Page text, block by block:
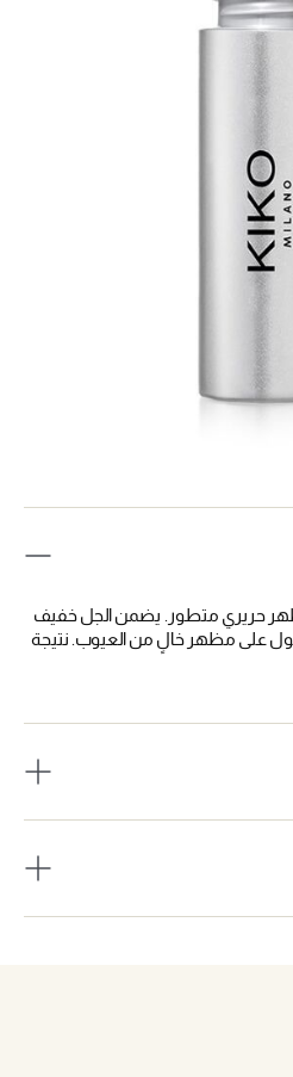
حريري متطور. يضمن الجل خفيف
على مظهر خالٍ من العيوب. نتيجة